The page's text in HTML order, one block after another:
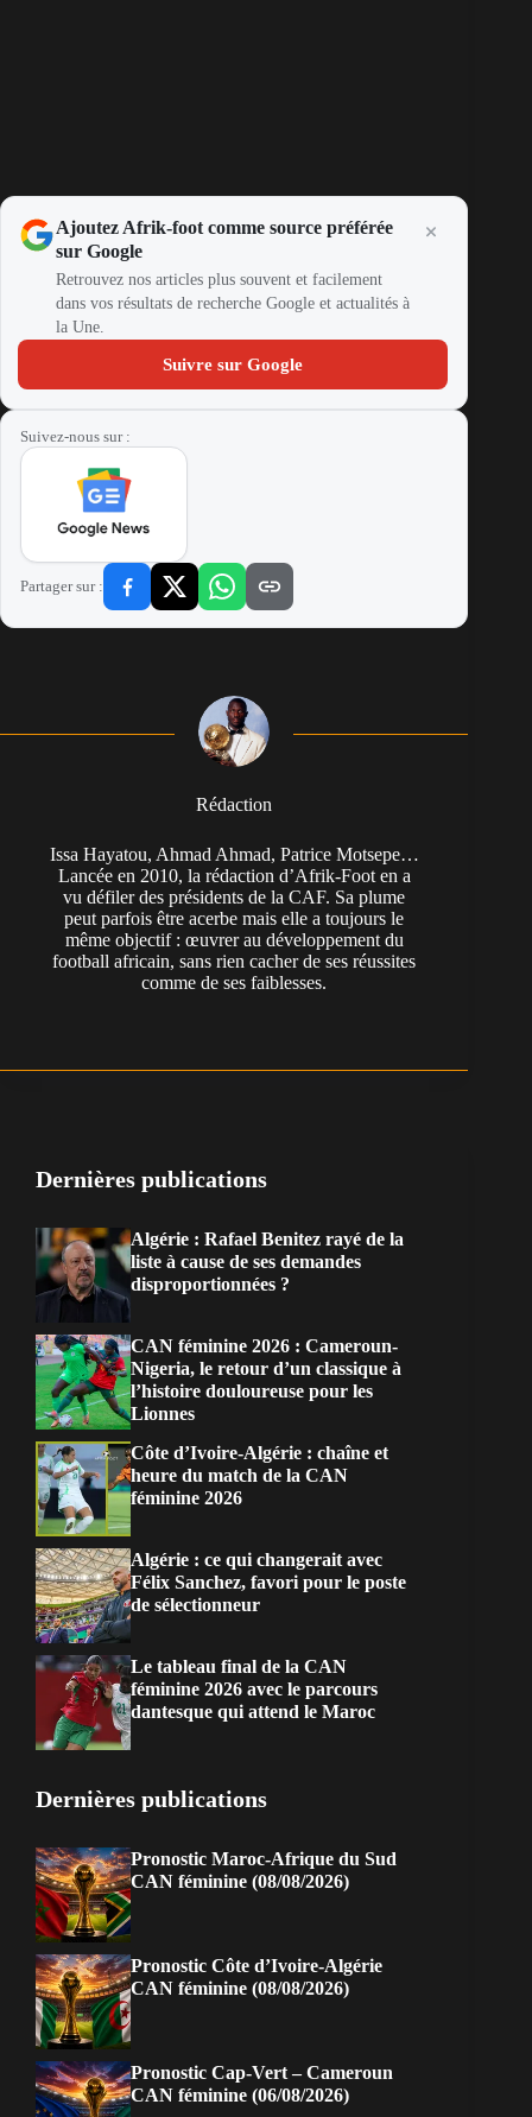
Ajoutez Afrik-foot comme source préférée
sur Google
Retrouvez nos articles plus souvent et facilement
dans vos résultats de recherche Google et actualités à
la Une.
Suivre sur Google
Suivez-nous sur :
Partager sur :
Rédaction
Issa Hayatou, Ahmad Ahmad, Patrice Motsepe…
Lancée en 2010, la rédaction d’Afrik-Foot en a
vu défiler des présidents de la CAF. Sa plume
peut parfois être acerbe mais elle a toujours le
même objectif : œuvrer au développement du
football africain, sans rien cacher de ses réussites
comme de ses faiblesses.
Dernières publications
Algérie : Rafael Benitez rayé de la
liste à cause de ses demandes
disproportionnées ?
CAN féminine 2026 : Cameroun-
Nigeria, le retour d’un classique à
l’histoire douloureuse pour les
Lionnes
Côte d’Ivoire-Algérie : chaîne et
heure du match de la CAN
féminine 2026
Algérie : ce qui changerait avec
Félix Sanchez, favori pour le poste
de sélectionneur
Le tableau final de la CAN
féminine 2026 avec le parcours
dantesque qui attend le Maroc
Dernières publications
Pronostic Maroc-Afrique du Sud
CAN féminine (08/08/2026)
Pronostic Côte d’Ivoire-Algérie
CAN féminine (08/08/2026)
Pronostic Cap-Vert – Cameroun
CAN féminine (06/08/2026)